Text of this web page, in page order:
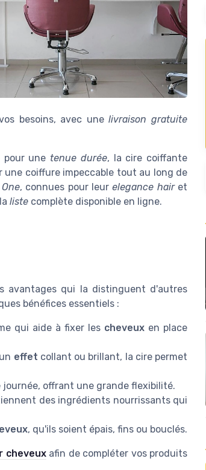
besoins, avec unelivraison gratuite
une tenue durée, la cire coiffante
coiffure impeccable tout au long de
, connues pour leurelegance hairet
liste complète disponible en ligne.
avantages qui la distinguent d'autres
bénéfices essentiels :
qui aide à fixer les cheveux en place
effet collant ou brillant, la cire permet
journée, offrant une grande flexibilité.
des ingrédients nourrissants qui
, qu'ils soient épais, fins ou bouclés.
cheveuxafin de compléter vos produits